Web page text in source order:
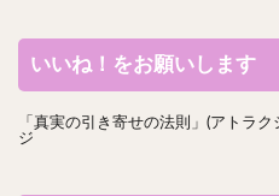
いいね！をお願いします
「真実の引き寄せの法則」(アトラ
ジ